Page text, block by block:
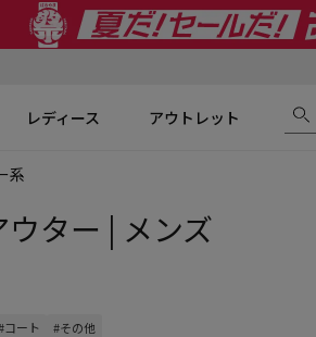
レディース アウトレット
系
ター | メンズ
コート #その他